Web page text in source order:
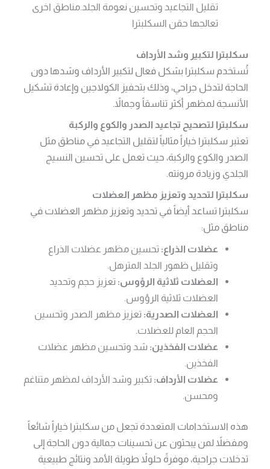
تقليل التجاعيد وتحسين نعومة الجلد.مناطق اخرى
تعالجها حقن السكلبترا
سكلبترا لتكبير وشد الأرداف
تُستخدم سكلبترا بشكل فعال لتكبير الأرداف وشدها دون
الحاجة لتدخل جراحي، وذلك بتحفيز الكولاجين وإعادة تشكيل
الأنسجة لمظهر أكثر تناسقاً وجمالاً.
سكلبترا لتصحيح تجاعيد الصدر والكوع والركبة
تعتبر سكلبترا خياراً مثالياً لتقليل التجاعيد في مناطق مثل
الصدر والكوع والركبة، حيث تعمل على تحسين النسيج
الجلدي وزيادة مرونته.
سكلبترا لتحديد وتعزيز مظهر العضلات
سكلبترا تساعد أيضاً في تحديد وتعزيز مظهر العضلات في
مناطق مثل:
عضلات الذراع: تحسين مظهر عضلات الذراع
وتقليل ظهور الجلد المترهل.
العضلات ثلاثية الرؤوس: تعزيز حجم وتحديد
العضلات ثلاثية الرؤوس.
العضلات الصدرية: تعزيز مظهر الصدر وتحسين
الحجم العام للعضلات.
عضلات الفخذين: شد وتحسين مظهر عضلات
الفخذين.
عضلات الأرداف: تكبير وشد الأرداف لمظهر متناغم
ومحسن.
هذه الاستخدامات المتعددة تجعل من سكلبترا خياراً شائعاً
ومفضلاً لمن يبحثون عن تحسينات جمالية دون الحاجة إلى
تدخلات جراحية، موفرةً حلولاً طويلة الأمد ونتائج طبيعية